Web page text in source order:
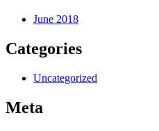
June 2018
Categories
Uncategorized
Meta